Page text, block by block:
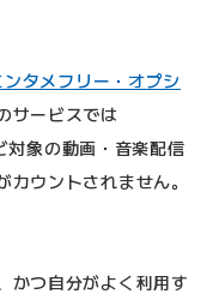
ンタメフリー・オプシ
サービスでは
象の動画・音楽配信
ウントされません。
かつ自分がよく利用す